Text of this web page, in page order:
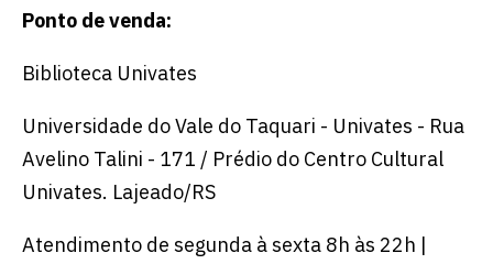
Ponto de venda:
Biblioteca Univates
Universidade do Vale do Taquari - Univates - Rua
Avelino Talini - 171 / Prédio do Centro Cultural
Univates. Lajeado/RS
Atendimento de segunda à sexta 8h às 22h |